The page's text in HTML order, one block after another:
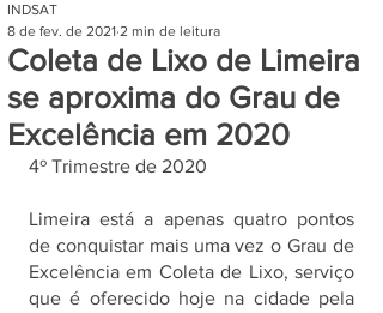
Coleta de Lixo de Limeira
se aproxima do Grau de
Excelência em 2020
INDSAT
8 de fev. de 2021 2 min de leitura
4º Trimestre de 2020
Limeira está a apenas quatro pontos
de conquistar mais uma vez o Grau de
Excelência em Coleta de Lixo, serviço
que é oferecido hoje na cidade pela